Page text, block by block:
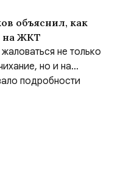
объяснил, как
на ЖКТ
не только
но и на...